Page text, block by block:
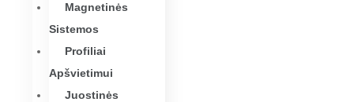
Magnetinės
Sistemos
Profiliai
Apšvietimui
Juostinės